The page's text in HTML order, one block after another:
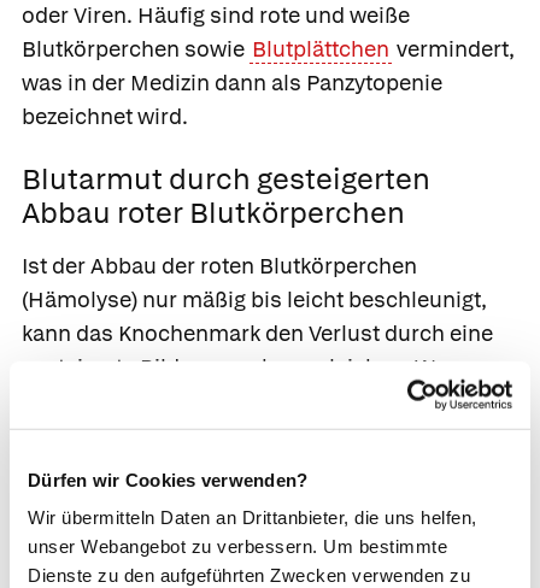
Dürfen wir Cookies verwenden?
Wir übermitteln Daten an Drittanbieter, die uns helfen,
unser Webangebot zu verbessern. Um bestimmte
Dienste zu den aufgeführten Zwecken verwenden zu
oder Viren. Häufig sind rote und weiße
Blutkörperchen sowie Blutplättchen vermindert,
was in der Medizin dann als Panzytopenie
bezeichnet wird.
Blutarmut durch gesteigerten
Abbau roter Blutkörperchen
Ist derAbbau der roten Blutkörperchen
(Hämolyse) nur mäßig bis leicht beschleunigt,
kann das Knochenmark den Verlust durch eine
gesteigerte Bildung noch ausgleichen. Wenn
aber massenweise rote Blutkörperchen vorzeitig
zugrunde gehen und dieser Verlust höher ist als
die Nachproduktion im Knochenmark, bildet
Fällen haben die Betroffenen eine gelbliche
Hautfarbe, da sich durch den gesteigerten